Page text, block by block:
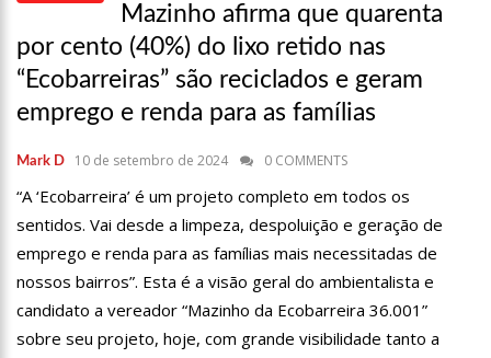
AMAZONINO PRETENDE TRANSFORMA O ESTADO EM UM
CANTEIRO DE OBRAS PARA COMBATER DESEMPREGO? FOME E MISÉRIA
19:46 VIVIANE LIMA É APOSTA DO MDB PARA SER DEPUTADA FEDERAL
DO AMAZONAS
20:23
PREFEITURA ABRE CREDENCIAMENTO DE PRESTADORES DE
DESPONTA NAS PESQUISAS DE INTENÇÃO DE VOTOS
POPULARES EXPULSAM EQUIPE DA AMAZONAS ENERGIA QUE
TENTAVA INSTALAR NOVOS MEDIDORES EM MANAUS
BOLSONARO VAI RETORNAR A MANAUS NA SEGUNDA QUINZENA
DE JUNHO, AFIRMA MENEZES
PRÉ-CANDIDATURA – ‘VAMOS MOSTRAR NOSSA FORÇA’, DIZ
Mazinho afirma que quarenta
por cento (40%) do lixo retido nas
“Ecobarreiras” são reciclados e geram
emprego e renda para as famílias
Mark D 10 de setembro de 2024 0 COMMENTS
“A ‘Ecobarreira’ é um projeto completo em todos os
sentidos. Vai desde a limpeza, despoluição e geração de
emprego e renda para as famílias mais necessitadas de
nossos bairros”. Esta é a visão geral do ambientalista e
candidato a vereador “Mazinho da Ecobarreira 36.001”
sobre seu projeto, hoje, com grande visibilidade tanto a